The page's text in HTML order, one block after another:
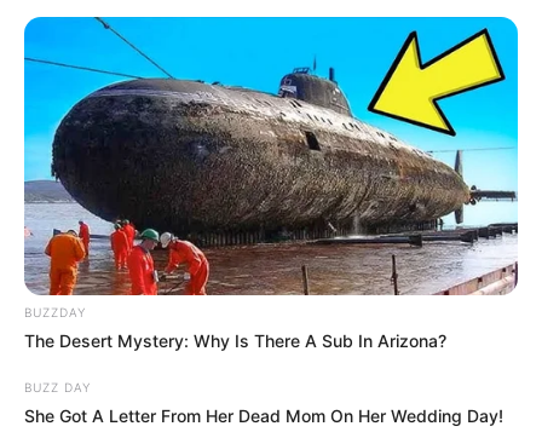
BUZZDAY
The Desert Mystery: Why Is There A Sub In Arizona?
BUZZ DAY
She Got A Letter From Her Dead Mom On Her Wedding Day!